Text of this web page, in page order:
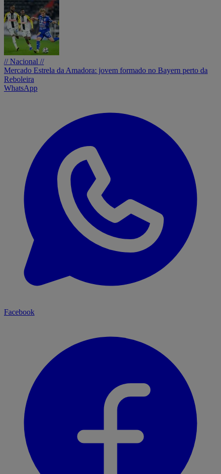
// Nacional //
Mercado Estrela da Amadora: jovem formado no Bayern perto da
Reboleira
WhatsApp
Facebook